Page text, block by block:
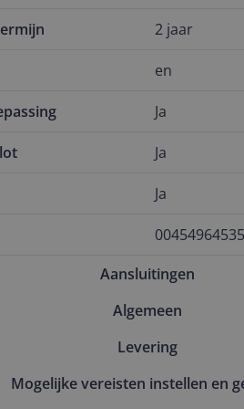
2 jaar
en
Ja
Ja
Ja
Aansluitingen
Algemeen
Levering
Mogelijke vereisten instellen en